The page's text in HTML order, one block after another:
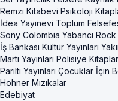
Remzi Kitabevi Psikoloji
İdea Yayınevi Toplum
Sony Colombia Yabancı
İş Bankası Kültür Yayınları
Martı Yayınları Polisiye
Parıltı Yayınları Çocuklar İçin
Hohner Mızıkalar
Edebiyat